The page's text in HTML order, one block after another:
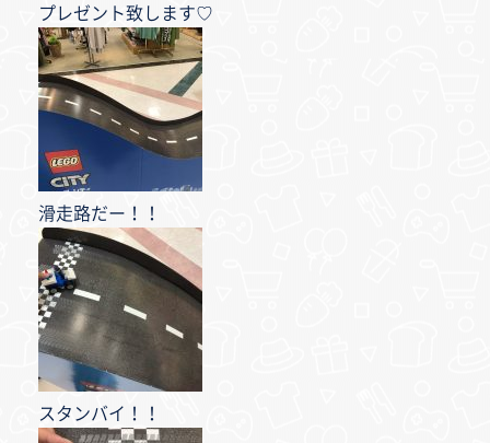
プレゼント致します♡
滑走路だー！！
スタンバイ！！